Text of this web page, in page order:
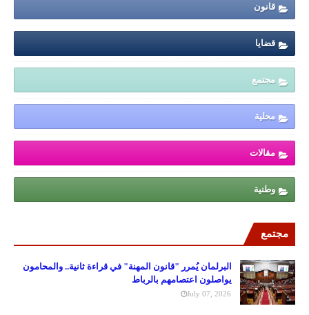
قانون
قضايا
مجتمع
محلية
مقالات
وطنية
مجتمع
البرلمان يُمرر "قانون المهنة" في قراءة ثانية.. والمحامون
يواصلون اعتصامهم بالرباط
July 07, 2026